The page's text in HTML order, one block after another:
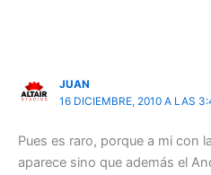
JUAN
16 DICIEMBRE, 2010 A LAS
Pues es raro, porque a mi con
aparece sino que además el